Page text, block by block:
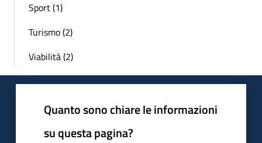
Sport (1)
Turismo (2)
Viabilità (2)
Quanto sono chiare le informazioni
su questa pagina?